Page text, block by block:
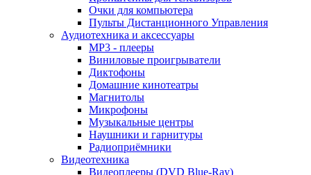
Очки для компьютера
Пульты Дистанционного Управления
Аудиотехника и аксессуары
MP3 - плееры
Виниловые проигрыватели
Диктофоны
Домашние кинотеатры
Магнитолы
Микрофоны
Музыкальные центры
Наушники и гарнитуры
Радиоприёмники
Видеотехника
Видеоплееры (DVD Blue-Ray)